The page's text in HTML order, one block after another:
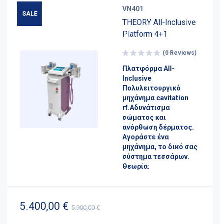
SALE
VN401
THEORY All-Inclusive
Platform 4+1
(0 Reviews)
Πλατφόρμα All-
Inclusive
Πολυλειτουργικό
μηχάνημα cavitation
rf.Αδυνάτισμα
σώματος και
ανόρθωση δέρματος.
Αγοράστε ένα
μηχάνημα, το δικό σας
σύστημα τεσσάρων.
Θεωρία:
5.900,00€
5.400,00 €